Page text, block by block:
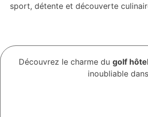
sport, détente et découverte
Découvrez le charme du golf
inoubliable